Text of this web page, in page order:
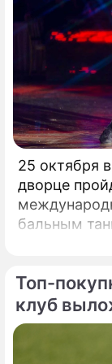
25 октября
дворце
бальным
президент
Союза,
народный
задача
Топ-
клуб